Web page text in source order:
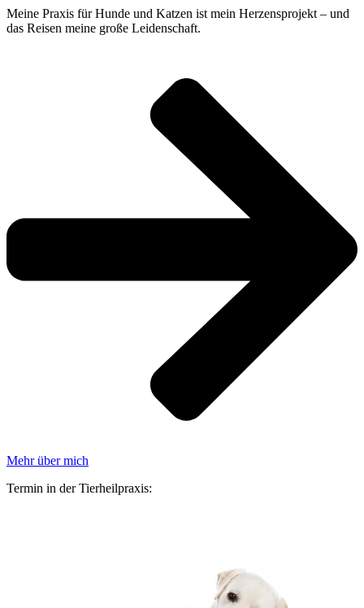
Meine Praxis für Hunde und Katzen ist mein Herzensprojekt – und
das Reisen meine große Leidenschaft.
Mehr über mich
Termin in der Tierheilpraxis: